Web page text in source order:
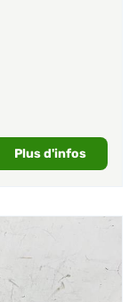
Plus d'infos